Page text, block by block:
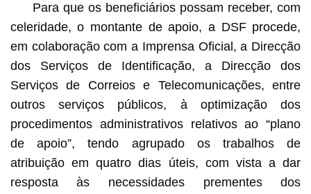
Para que os beneficiários possam receber, com
celeridade, o montante de apoio, a DSF procede,
em colaboração com a Imprensa Oficial, a Direcção
dos Serviços de Identificação, a Direcção dos
Serviços de Correios e Telecomunicações, entre
outros serviços públicos, à optimização dos
procedimentos administrativos relativos ao “plano
de apoio”, tendo agrupado os trabalhos de
atribuição em quatro dias úteis, com vista a dar
resposta às necessidades prementes dos